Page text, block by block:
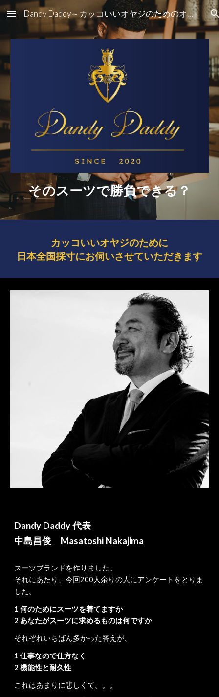
Skip to main content Skip to navigation
Dandy Daddy～カッコいいオヤジのためのオーダーメイドスーツ
そのスーツで勝負できる？
カッコいいオヤジのために
日本全国採寸にお伺いさせていただきます
Dandy Daddy 代表
中島昌俊 Masatoshi Nakajima
スーツブランドを作りました。
それにあたり、今回200人余りの人にアンケートをとりま
した。
1 何のためにスーツを着てますか
2 あなたがスーツに求めるものは何ですか
それぞれいちばん多かった答えが、
1 仕事なので仕方なく
2 機能性と耐久性
これはあまりに悲しくて。。。